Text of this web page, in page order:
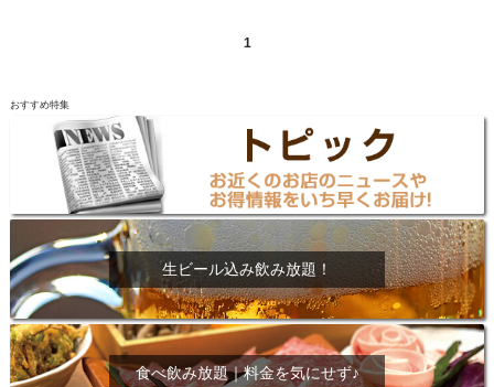
1
おすすめ特集
生ビール込み飲み放題！
食べ飲み放題｜料金を気にせず♪